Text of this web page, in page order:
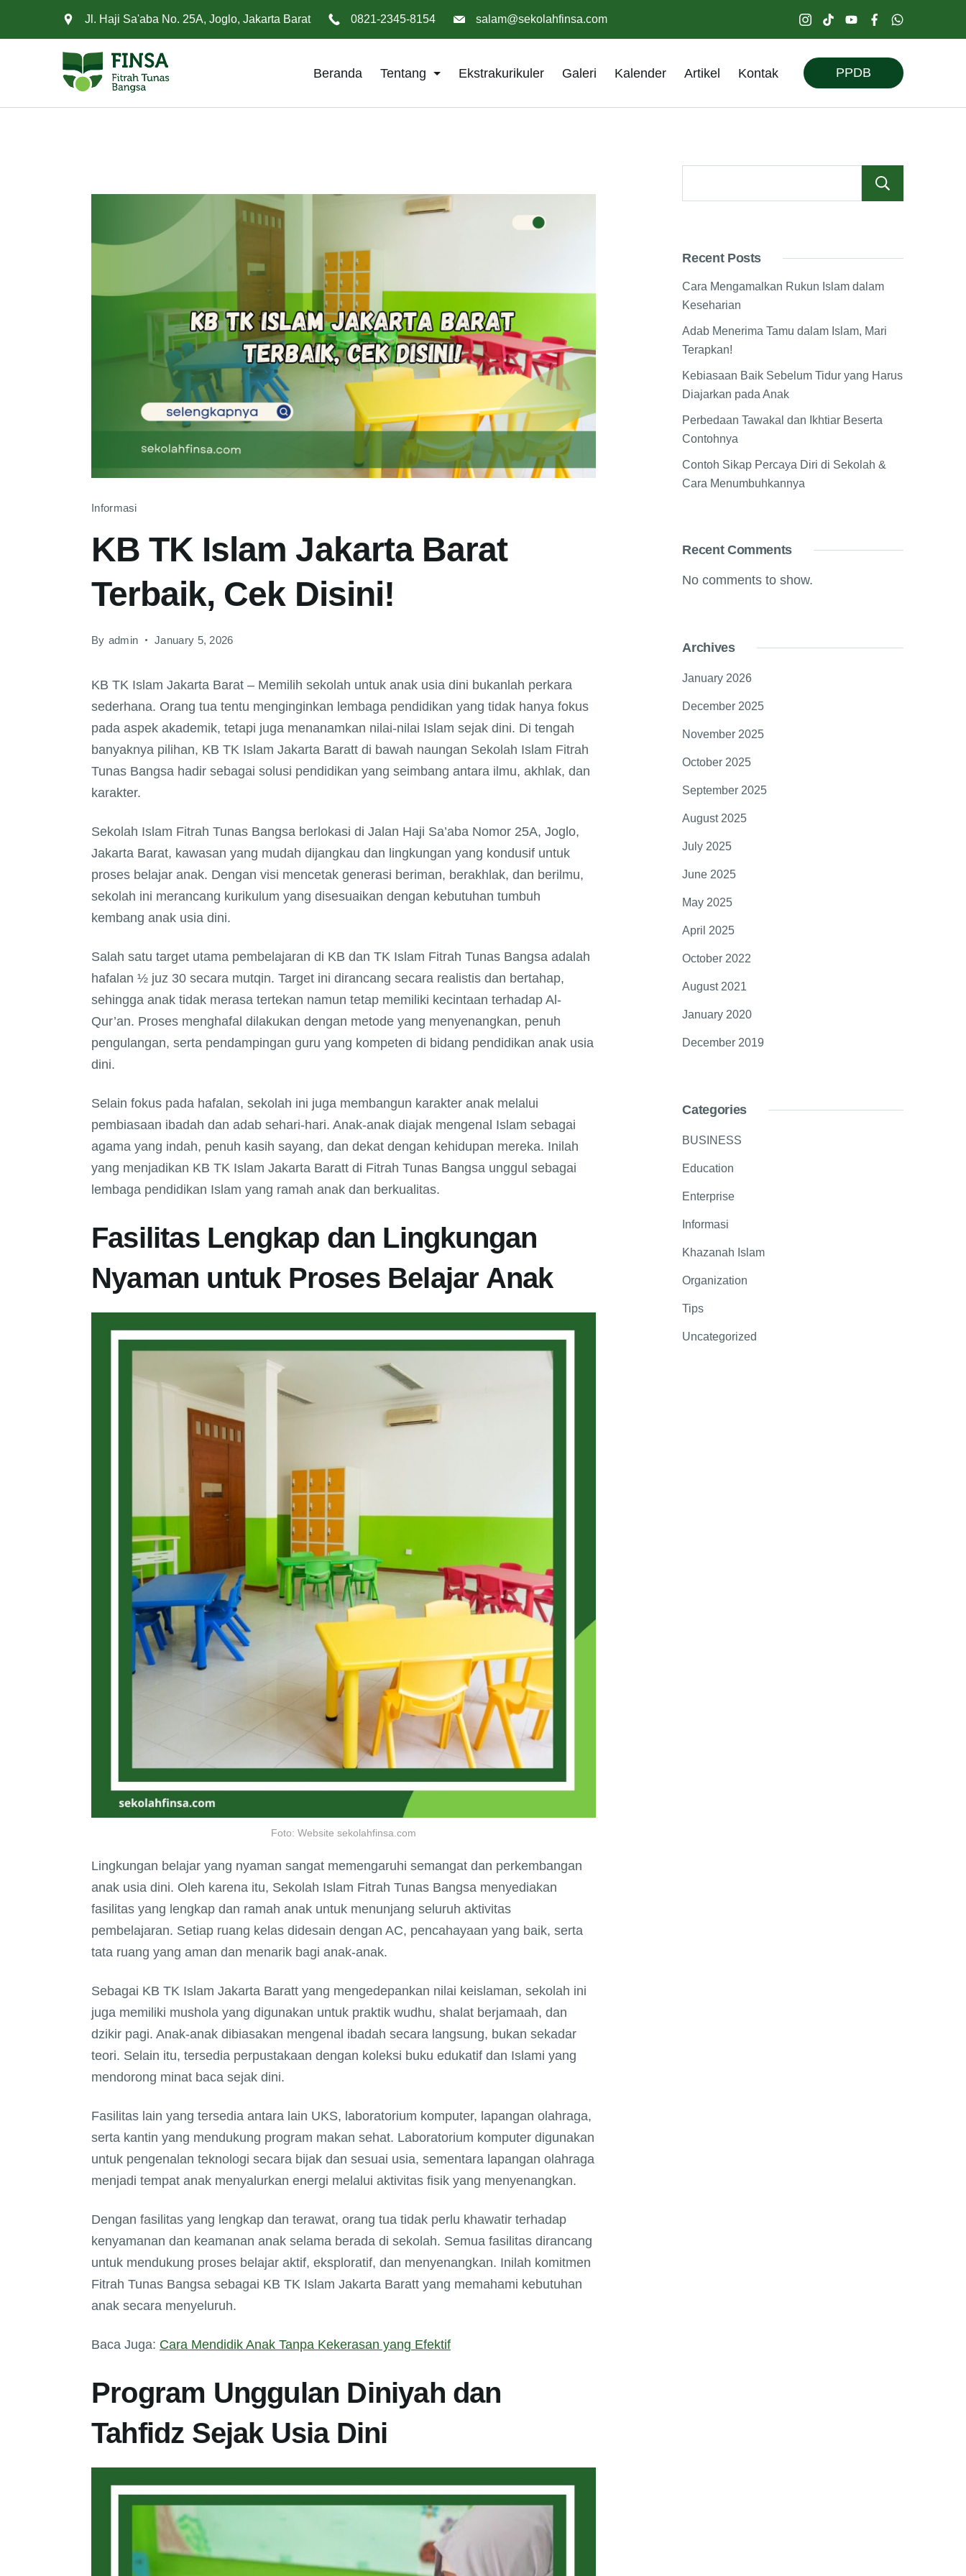
Jl. Haji Sa'aba No. 25A, Joglo, Jakarta Barat 0821-2345-8154 salam@sekolahfinsa.com
Beranda Tentang Ekstrakurikuler Galeri Kalender Artikel Kontak PPDB
Informasi
KB TK Islam Jakarta Barat
Terbaik, Cek Disini!
By admin January 5, 2026
KB TK Islam Jakarta Barat – Memilih sekolah untuk anak usia dini bukanlah perkara
sederhana. Orang tua tentu menginginkan lembaga pendidikan yang tidak hanya fokus
pada aspek akademik, tetapi juga menanamkan nilai-nilai Islam sejak dini. Di tengah
banyaknya pilihan, KB TK Islam Jakarta Baratt di bawah naungan Sekolah Islam Fitrah
Tunas Bangsa hadir sebagai solusi pendidikan yang seimbang antara ilmu, akhlak, dan
karakter.
Sekolah Islam Fitrah Tunas Bangsa berlokasi di Jalan Haji Sa’aba Nomor 25A, Joglo,
Jakarta Barat, kawasan yang mudah dijangkau dan lingkungan yang kondusif untuk
proses belajar anak. Dengan visi mencetak generasi beriman, berakhlak, dan berilmu,
sekolah ini merancang kurikulum yang disesuaikan dengan kebutuhan tumbuh
kembang anak usia dini.
Salah satu target utama pembelajaran di KB dan TK Islam Fitrah Tunas Bangsa adalah
hafalan ½ juz 30 secara mutqin. Target ini dirancang secara realistis dan bertahap,
sehingga anak tidak merasa tertekan namun tetap memiliki kecintaan terhadap Al-
Qur’an. Proses menghafal dilakukan dengan metode yang menyenangkan, penuh
pengulangan, serta pendampingan guru yang kompeten di bidang pendidikan anak usia
dini.
Selain fokus pada hafalan, sekolah ini juga membangun karakter anak melalui
pembiasaan ibadah dan adab sehari-hari. Anak-anak diajak mengenal Islam sebagai
agama yang indah, penuh kasih sayang, dan dekat dengan kehidupan mereka. Inilah
yang menjadikan KB TK Islam Jakarta Baratt di Fitrah Tunas Bangsa unggul sebagai
lembaga pendidikan Islam yang ramah anak dan berkualitas.
Fasilitas Lengkap dan Lingkungan
Nyaman untuk Proses Belajar Anak
Foto: Website sekolahfinsa.com
Lingkungan belajar yang nyaman sangat memengaruhi semangat dan perkembangan
anak usia dini. Oleh karena itu, Sekolah Islam Fitrah Tunas Bangsa menyediakan
fasilitas yang lengkap dan ramah anak untuk menunjang seluruh aktivitas
pembelajaran. Setiap ruang kelas didesain dengan AC, pencahayaan yang baik, serta
tata ruang yang aman dan menarik bagi anak-anak.
Sebagai KB TK Islam Jakarta Baratt yang mengedepankan nilai keislaman, sekolah ini
juga memiliki mushola yang digunakan untuk praktik wudhu, shalat berjamaah, dan
dzikir pagi. Anak-anak dibiasakan mengenal ibadah secara langsung, bukan sekadar
teori. Selain itu, tersedia perpustakaan dengan koleksi buku edukatif dan Islami yang
mendorong minat baca sejak dini.
Fasilitas lain yang tersedia antara lain UKS, laboratorium komputer, lapangan olahraga,
serta kantin yang mendukung program makan sehat. Laboratorium komputer digunakan
untuk pengenalan teknologi secara bijak dan sesuai usia, sementara lapangan olahraga
menjadi tempat anak menyalurkan energi melalui aktivitas fisik yang menyenangkan.
Dengan fasilitas yang lengkap dan terawat, orang tua tidak perlu khawatir terhadap
kenyamanan dan keamanan anak selama berada di sekolah. Semua fasilitas dirancang
untuk mendukung proses belajar aktif, eksploratif, dan menyenangkan. Inilah komitmen
Fitrah Tunas Bangsa sebagai KB TK Islam Jakarta Baratt yang memahami kebutuhan
anak secara menyeluruh.
Baca Juga: Cara Mendidik Anak Tanpa Kekerasan yang Efektif
Program Unggulan Diniyah dan
Tahfidz Sejak Usia Dini
Recent Posts
Cara Mengamalkan Rukun Islam dalam
Keseharian
Adab Menerima Tamu dalam Islam, Mari
Terapkan!
Kebiasaan Baik Sebelum Tidur yang Harus
Diajarkan pada Anak
Perbedaan Tawakal dan Ikhtiar Beserta
Contohnya
Contoh Sikap Percaya Diri di Sekolah &
Cara Menumbuhkannya
Recent Comments
No comments to show.
Archives
January 2026
December 2025
November 2025
October 2025
September 2025
August 2025
July 2025
June 2025
May 2025
April 2025
October 2022
August 2021
January 2020
December 2019
Categories
BUSINESS
Education
Enterprise
Informasi
Khazanah Islam
Organization
Tips
Uncategorized